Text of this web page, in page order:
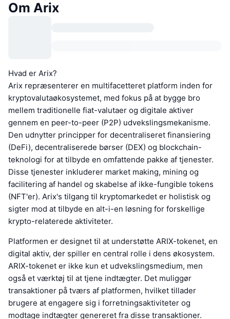
Om Arix
Hvad er Arix?
Arix repræsenterer en multifacetteret platform inden for
kryptovalutaøkosystemet, med fokus på at bygge bro
mellem traditionelle fiat-valutaer og digitale aktiver
gennem en peer-to-peer (P2P) udvekslingsmekanisme.
Den udnytter principper for decentraliseret finansiering
(DeFi), decentraliserede børser (DEX) og blockchain-
teknologi for at tilbyde en omfattende pakke af tjenester.
Disse tjenester inkluderer market making, mining og
facilitering af handel og skabelse af ikke-fungible tokens
(NFT'er). Arix's tilgang til kryptomarkedet er holistisk og
sigter mod at tilbyde en alt-i-en løsning for forskellige
krypto-relaterede aktiviteter.
Platformen er designet til at understøtte ARIX-tokenet, en
digital aktiv, der spiller en central rolle i dens økosystem.
ARIX-tokenet er ikke kun et udvekslingsmedium, men
også et værktøj til at tjene indtægter. Det muliggør
transaktioner på tværs af platformen, hvilket tillader
brugere at engagere sig i forretningsaktiviteter og
modtage indtægter genereret fra disse transaktioner.